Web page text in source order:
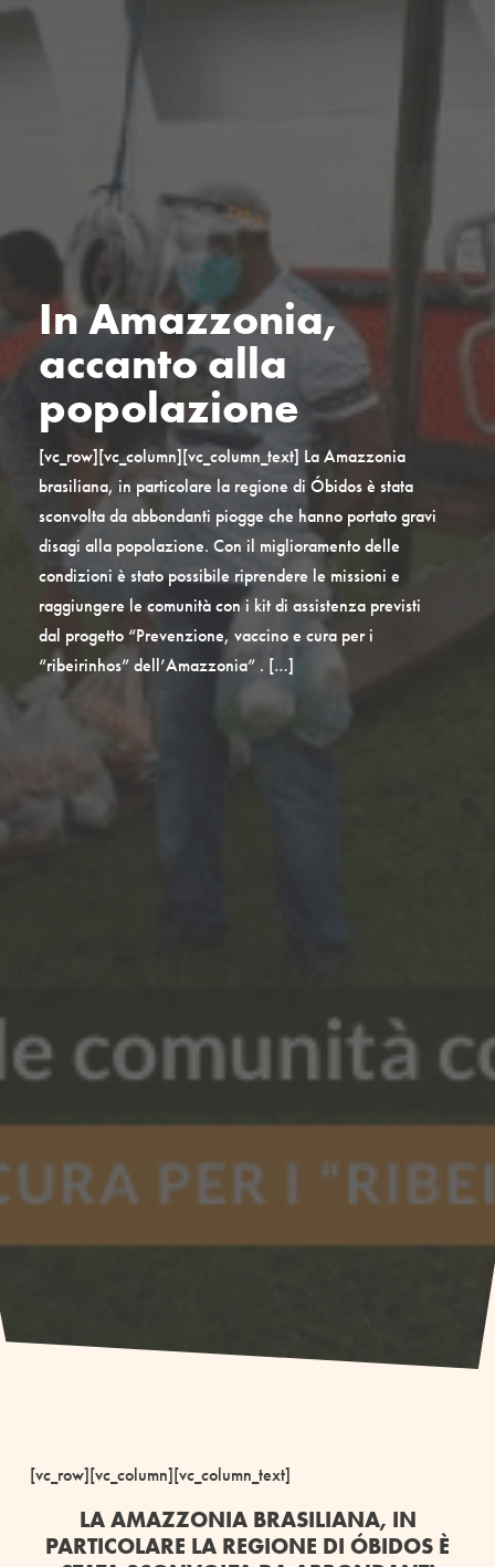
In Amazzonia,
accanto alla
popolazione
[vc_row][vc_column][vc_column_text] La Amazzonia
brasiliana, in particolare la regione di Óbidos è stata
sconvolta da abbondanti piogge che hanno portato gravi
disagi alla popolazione. Con il miglioramento delle
condizioni è stato possibile riprendere le missioni e
raggiungere le comunità con i kit di assistenza previsti
dal progetto “Prevenzione, vaccino e cura per i
“ribeirinhos” dell’Amazzonia” . […]
[vc_row][vc_column][vc_column_text]
LA AMAZZONIA BRASILIANA, IN
PARTICOLARE LA REGIONE DI ÓBIDOS È